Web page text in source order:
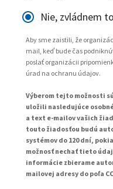
Nie, zvládnem
Aby sme zaistili, že
mail, keď bude čas
poslať organizácii
úrad na ochranu údajov.
Výberom tejto možnosti
uložili nasledujúce
a text e-mailov vašich
touto žiadosťou budú
systémov do 120 dní,
možnosť nechať tieto
informácie zbierame
mailovej adresy do poľa